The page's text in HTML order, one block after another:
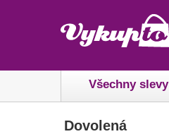
Všechny slevy
Dovolená